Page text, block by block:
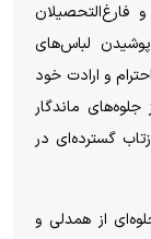
لباس‌های
و ارادت خود
ماندگار
گسترده‌ای در
از همدلی و